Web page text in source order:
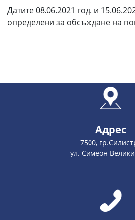
Датите 08.06.2021 год. и
определени за обсъждане на
Адрес
7500,
ул. Симеон